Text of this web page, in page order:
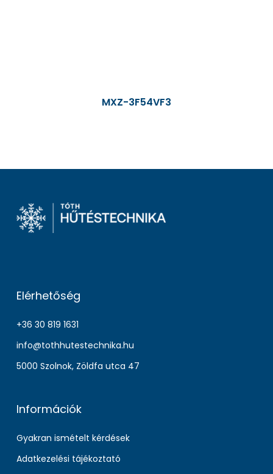
MXZ-3F54VF3
Elérhetőség
+36 30 819 1631
info@tothhutestechnika.hu
5000 Szolnok, Zöldfa utca 47
Információk
Gyakran ismételt kérdések
Adatkezelési tájékoztató